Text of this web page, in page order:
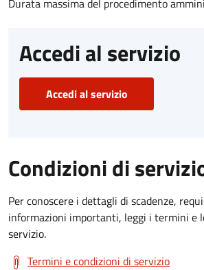
Accedi al servizio
Accedi al servizio
Condizioni di
Per conoscere i dettagli di scadenze,
informazioni importanti, leggi i termini e
servizio.
Termini e condizioni di servizio